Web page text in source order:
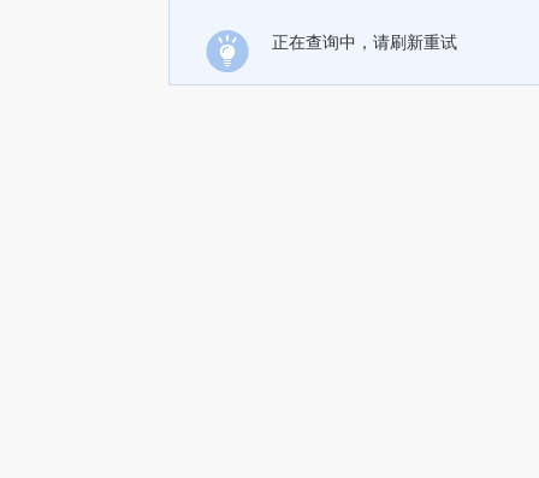
正在查询中，请刷新重试